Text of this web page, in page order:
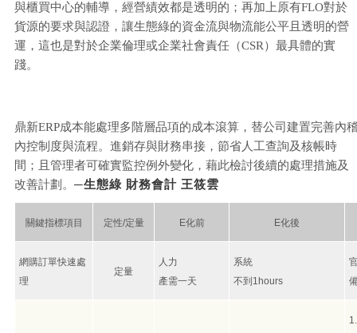
與櫃買中心的輔導，經營績效都是透明的；再加上原有FLO對於
貨源的要求與認證，讓生態綠的資金流與物流能公平且透明的營
運，這也是對於企業倫理或企業社會責任（CSR）最具體的實
踐。
鼎新ERP成本能處理多階層品項的成本滾算，替公司建置完善內
內控制度與流程。進銷存與財務串接，節省人工查詢及核帳時
間；且管理者可確實監控例外變化，藉此檢討後續的處理措施及
改善計劃。 ─生態綠 財務會計 王筱雲
關鍵指標項目 定性/定量 E化前 E化後
網購訂單快速處
理
定量
人力
產需一天
系統
不到1hours